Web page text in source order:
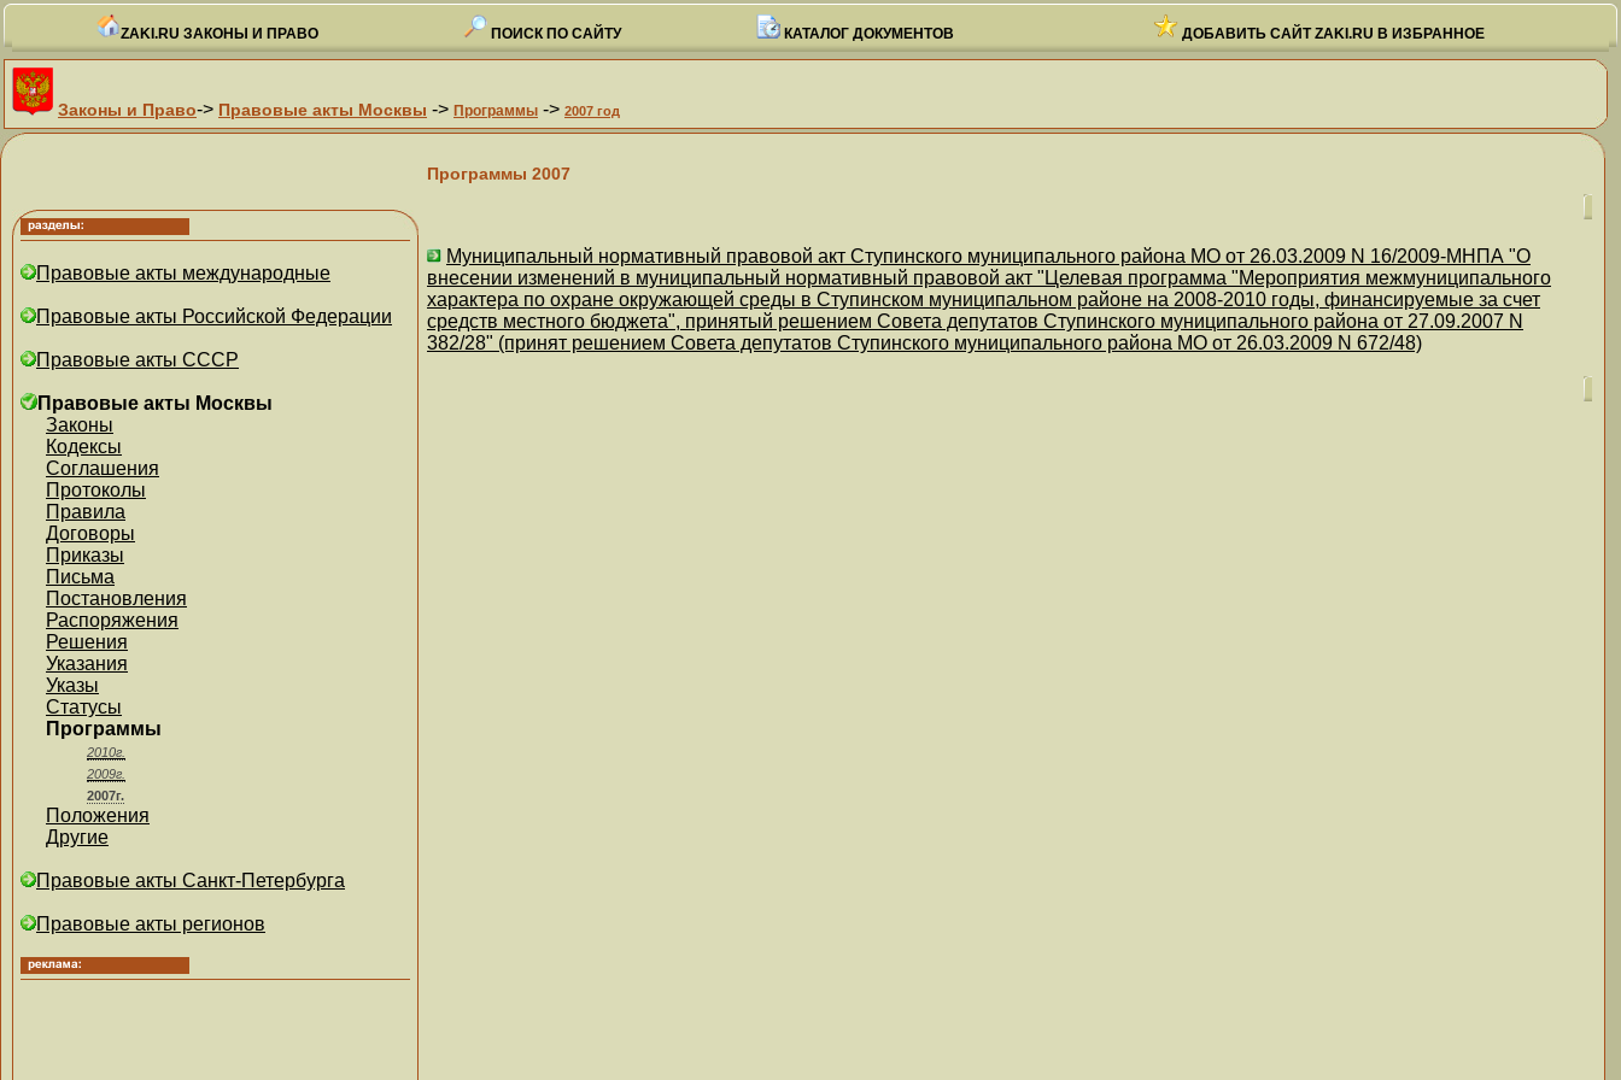
ZAKI.RU ЗАКОНЫ И ПРАВО ПОИСК ПО САЙТУ КАТАЛОГ ДОКУМЕНТОВ ДОБАВИТЬ САЙТ ZAKI.RU В ИЗБРАННОЕ
Законы и Право-> Правовые акты Москвы -> Программы -> 2007 год
Правовые акты международные
Правовые акты Российской Федерации
Правовые акты СССР
Правовые акты Москвы
Законы
Кодексы
Соглашения
Протоколы
Правила
Договоры
Приказы
Письма
Постановления
Распоряжения
Решения
Указания
Указы
Статусы
Программы
2010г.
2009г.
2007г.
Положения
Другие
Правовые акты Санкт-Петербурга
Правовые акты регионов
Программы 2007
Муниципальный нормативный правовой акт Ступинского муниципального района МО от 26.03.2009 N 16/2009-МНПА "О
внесении изменений в муниципальный нормативный правовой акт "Целевая программа "Мероприятия межмуниципального
характера по охране окружающей среды в Ступинском муниципальном районе на 2008-2010 годы, финансируемые за счет
средств местного бюджета", принятый решением Совета депутатов Ступинского муниципального района от 27.09.2007 N
382/28" (принят решением Совета депутатов Ступинского муниципального района МО от 26.03.2009 N 672/48)